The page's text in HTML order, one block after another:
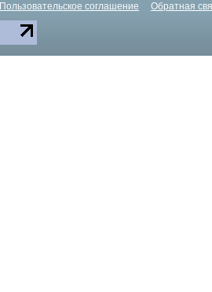
Пользовательское соглашение Обратная